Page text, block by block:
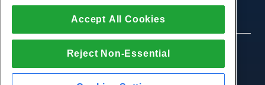
Verwaltete Fenster. VPS
Nicht verwaltetes Windows VPS
Cloud-Server
Blockspeicher
Drücken Sie
Partnerprogramm
Datenschutz-Bestimmungen
Strafverfolgung
Partnervereinbarung
Unterstützung
Live-Chat mit uns
Öffnen Sie ein Support-Ticket
© 2010-2026 Hostwinds, ein HostPapa Inc.
Unternehmen.
Alle Rechte vorbehalten.
Accept All Cookies
Reject Non-Essential